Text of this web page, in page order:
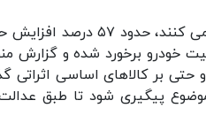
وی افزود: مردم درباره
خودرو برخورد شده و
بر کالاهای اساسی اثراتی
اساسی این موضوع پیگیری شود تا